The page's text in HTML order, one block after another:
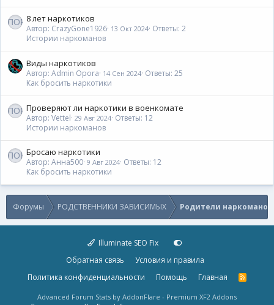
8 лет наркотиков
Автор: CrazyGone1926 13 Окт 2024 Ответы: 2
Истории наркоманов
Виды наркотиков
Автор: Admin Opora 14 Сен 2024 Ответы: 25
Как бросить наркотики
Проверяют ли наркотики в военкомате
Автор: Vettel 29 Авг 2024 Ответы: 12
Истории наркоманов
Бросаю наркотики
Автор: Анна500 9 Авг 2024 Ответы: 12
Как бросить наркотики
Форумы РОДСТВЕННИКИ ЗАВИСИМЫХ Родители наркоманов
Illuminate SEO Fix
Обратная связь
Условия и правила
Политика конфиденциальности
Помощь Главная
R
Advanced Forum Stats by AddonFlare - Premium XF2 Addons